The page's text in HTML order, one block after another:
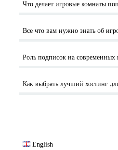
Что делает игровые комнаты
Все что вам нужно знать об
Роль подписок на современных
Как выбрать лучший хостинг
English